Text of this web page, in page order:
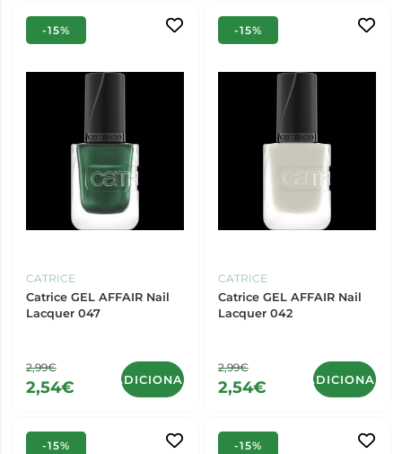
-15%
CATRICE
Catrice GEL AFFAIR Nail
Lacquer 047
2,99€
2,54€ ADICIONAR
-15%
CATRICE
Catrice GEL AFFAIR Nail
Lacquer 042
2,99€
2,54€ ADICIONAR
-15% -15%